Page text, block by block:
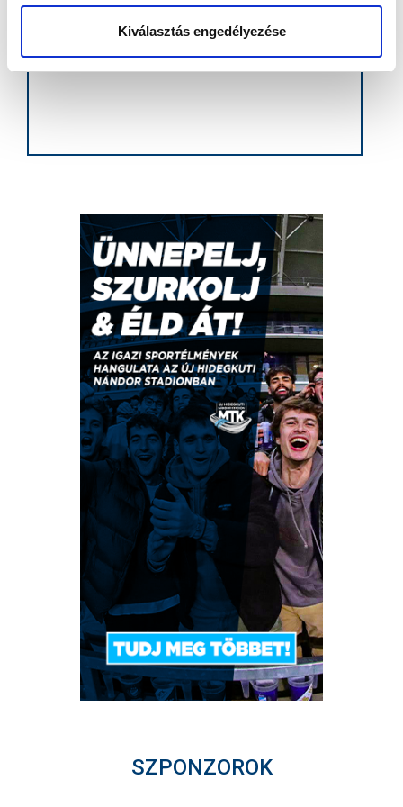
Kiválasztás engedélyezése
SZPONZOROK